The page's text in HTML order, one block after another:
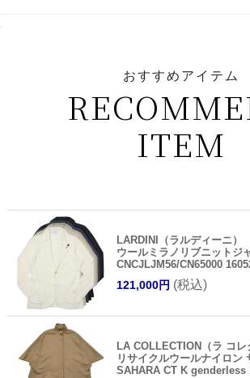
おすすめアイテム
ITEM
LARDINI（ラルディーニ）
ウールミラノリブニットジ
CNCJLJM56/CN65000
121,000円 (税込)
LA COLLECTION（ラ コレ
リサイクルウールナイロン
SAHARA CT K genderless